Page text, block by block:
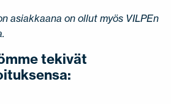
asiakkaana on ollut myös VILPEn
tekivät